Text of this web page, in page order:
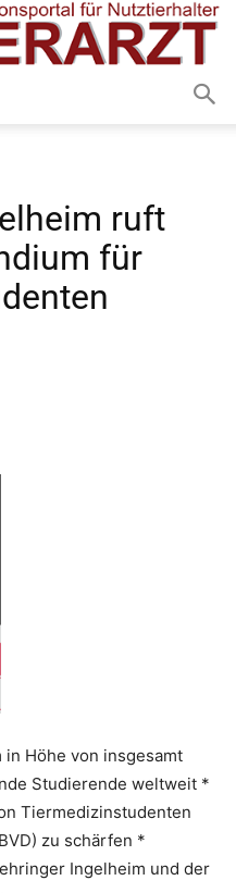
ruft
für
Höhe von insgesamt
Studierende weltweit *
Tiermedizinstudenten
zu schärfen *
Ingelheim und der